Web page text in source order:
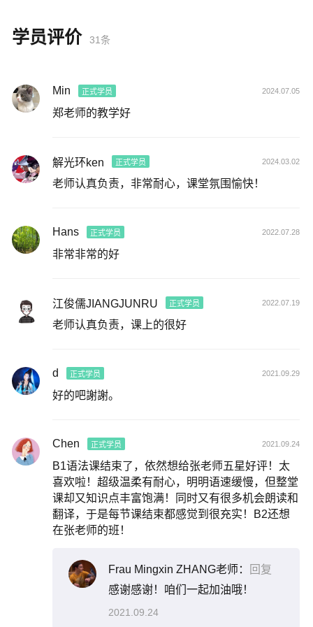
学员评价 31条
Min 正式学员 2024.07.05
郑老师的教学好
解光环ken 正式学员 2024.03.02
老师认真负责，非常耐心，课堂氛围愉快！
Hans 正式学员 2022.07.28
非常非常的好
江俊儒JIANGJUNRU 正式学员 2022.07.19
老师认真负责，课上的很好
d 正式学员 2021.09.29
好的吧謝謝。
Chen 正式学员 2021.09.24
B1语法课结束了，依然想给张老师五星好评！太
喜欢啦！超级温柔有耐心，明明语速缓慢，但整堂
课却又知识点丰富饱满！同时又有很多机会朗读和
翻译，于是每节课结束都感觉到很充实！B2还想
在张老师的班！
Frau Mingxin ZHANG老师：
回复
感谢感谢！咱们一起加油哦！
2021.09.24